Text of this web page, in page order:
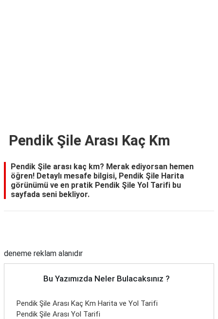
Pendik Şile Arası Kaç Km
Pendik Şile arası kaç km? Merak ediyorsan hemen
öğren! Detaylı mesafe bilgisi, Pendik Şile Harita
görünümü ve en pratik Pendik Şile Yol Tarifi bu
sayfada seni bekliyor.
deneme reklam alanıdır
Bu Yazımızda Neler Bulacaksınız ?
Pendik Şile Arası Kaç Km Harita ve Yol Tarifi
Pendik Şile Arası Yol Tarifi